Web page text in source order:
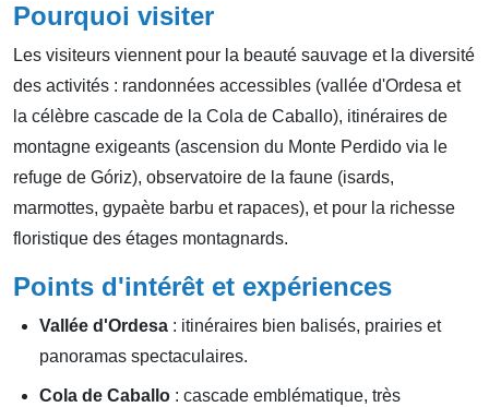
Pourquoi visiter
Les visiteurs viennent pour la beauté sauvage et la diversité
des activités : randonnées accessibles (vallée d'Ordesa et
la célèbre cascade de la Cola de Caballo), itinéraires de
montagne exigeants (ascension du Monte Perdido via le
refuge de Góriz), observatoire de la faune (isards,
marmottes, gypaète barbu et rapaces), et pour la richesse
floristique des étages montagnards.
Points d'intérêt et expériences
Vallée d'Ordesa : itinéraires bien balisés, prairies et
panoramas spectaculaires.
Cola de Caballo : cascade emblématique, très